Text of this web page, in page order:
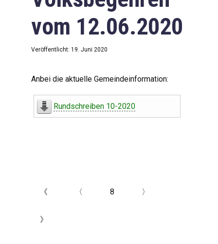
vom 12.06.2020
Veröffentlicht: 19. Juni 2020
Anbei die aktuelle Gemeindeinformation:
Rundschreiben 10-2020
《 〈 8 〉
》